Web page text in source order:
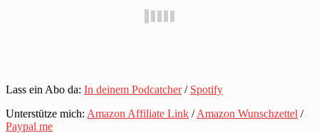
Lass ein Abo da: In deinem Podcatcher/ Spotify
Unterstütze mich: Amazon Affiliate Link /Amazon Wunschzettel /
Paypal me